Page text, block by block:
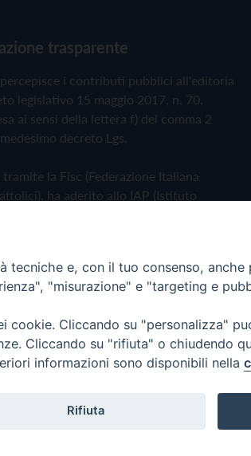
trasparente
i contributi pubblici all'editoria
legislativo 15 maggio 2017, n. 70.
ai sensi della lettera f) del comma 2
decreto Lgs.
la Fisc (Federazione Italiana
ha aderito allo IAP (Istituto
Cookie Policye, con il tuo consenso,
"misurazione" e "targeting e
Cliccando su "personalizza"
Cliccando su "rifiuta" o chiudendo
informazioni sono disponibili nella
Rifiuta